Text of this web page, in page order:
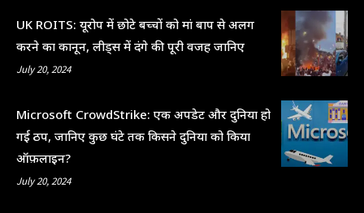
UK ROITS: यूरोप में छोटे बच्चों को मां बाप से अलग
करने का कानून, लीड्स में दंगे की पूरी वजह जानिए
July 20, 2024
Microsoft CrowdStrike: एक अपडेट और दुनिया हो
गई ठप, जानिए कुछ घंटे तक किसने दुनिया को किया
ऑफ़लाइन?
July 20, 2024